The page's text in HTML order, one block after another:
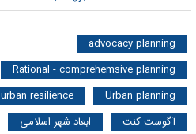
advocacy planning
Rational - comprehemsive planning
Urban planning
urban resilience
آگوست کنت
ابعاد شهر اسلامی